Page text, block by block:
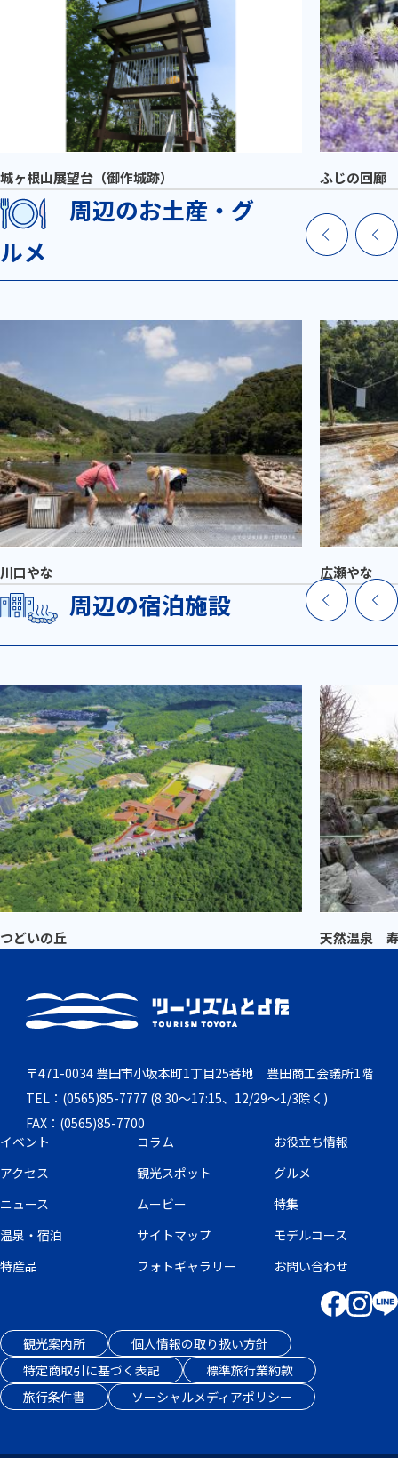
城ヶ根山展望台（御作城跡） ふじの回廊
周辺のお土産・グ
ルメ
川口やな 広瀬やな
周辺の宿泊施設
つどいの丘 天然温泉
〒471-0034 豊田市小坂本町1丁目25番地 豊田商工会議所1階
TEL：(0565)85-7777 (8:30～17:15、12/29～1/3除く)
FAX：(0565)85-7700
イベント
コラム
お役立ち情報
アクセス
観光スポット
グルメ
ニュース
ムービー
特集
温泉・宿泊
サイトマップ
モデルコース
特産品
フォトギャラリー お問い合わせ
観光案内所
個人情報の取り扱い方針
特定商取引に基づく表記
標準旅行業約款
旅行条件書
ソーシャルメディアポリシー